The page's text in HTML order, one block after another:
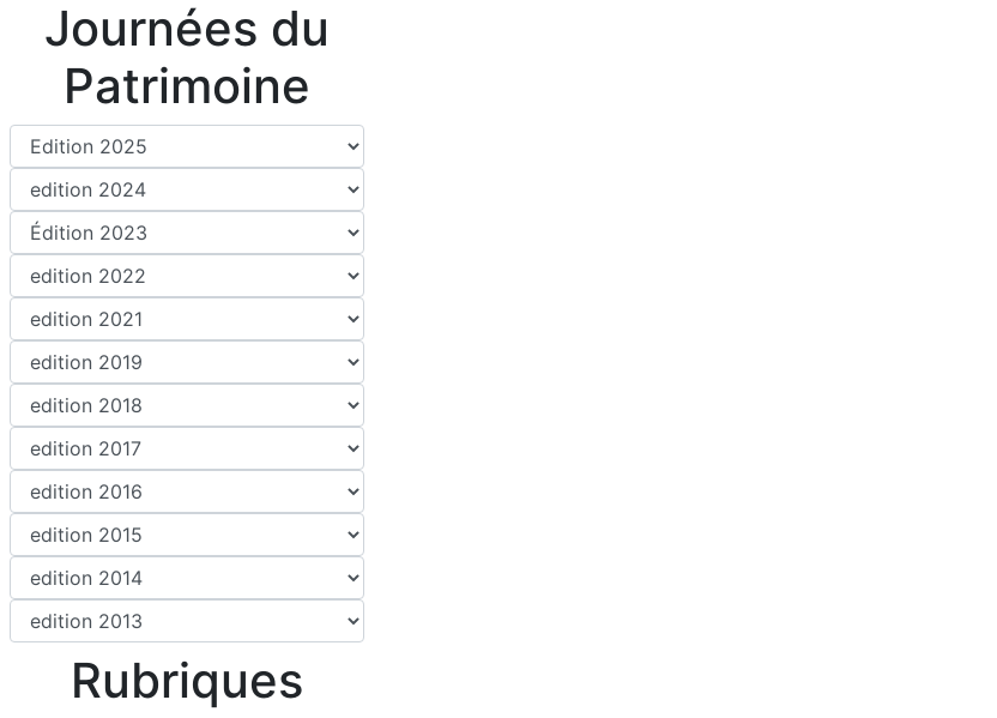
Journées du
Patrimoine
Rubriques